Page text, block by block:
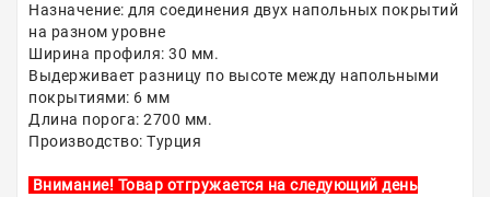
Назначение: для соединения двух напольных покрытий
на разном уровне
Ширина профиля: 30 мм.
Выдерживает разницу по высоте между напольными
покрытиями: 6 мм
Длина порога: 2700 мм.
Производство: Турция
Внимание! Товар отгружается на следующий день